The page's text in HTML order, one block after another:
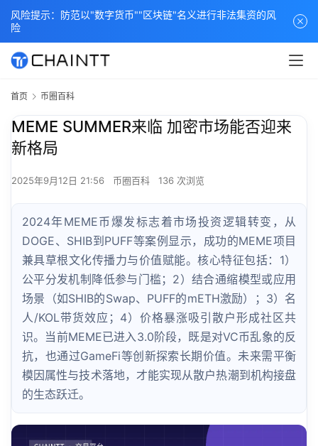
首页 币圈百科
MEME SUMMER来临 加密市场能否迎来
新格局
2025年9月12日 21:56 币圈百科 136 次浏览
2024年MEME币爆发标志着市场投资逻辑转变，从
DOGE、SHIB到PUFF等案例显示，成功的MEME项目
兼具草根文化传播力与价值赋能。核心特征包括：1）
公平分发机制降低参与门槛；2）结合通缩模型或应用
场景（如SHIB的Swap、PUFF的mETH激励）；3）名
人/KOL带货效应；4）价格暴涨吸引散户形成社区共
识。当前MEME已进入3.0阶段，既是对VC币乱象的反
抗，也通过GameFi等创新探索长期价值。未来需平衡
模因属性与技术落地，才能实现从散户热潮到机构接盘
的生态跃迁。
风险提示：防范以"数字货币""区块链"名义进行非法集资的风
险